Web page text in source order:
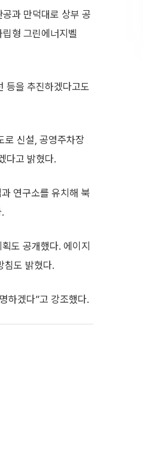
과 만덕대로 상부 공
형 그린에너지벨
등을 추진하겠다고도
로 신설, 공영주차장
다고 밝혔다.
연구소를 유치해 북
도 공개했다. 에이지
침도 밝혔다.
하겠다”고 강조했다.